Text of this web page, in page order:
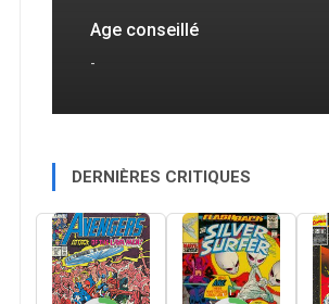
Age conseillé
-
DERNIÈRES CRITIQUES